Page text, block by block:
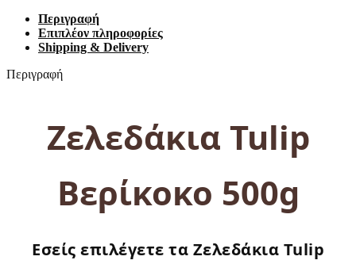
Περιγραφή
Επιπλέον πληροφορίες
Shipping & Delivery
Περιγραφή
Ζελεδάκια Tulip
Βερίκοκο 500g
Εσείς επιλέγετε τα Ζελεδάκια Tulip